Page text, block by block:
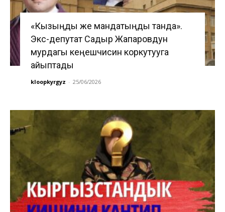
«Кызыңды же мандатыңды танда».
Экс-депутат Садыр Жапаровдун
мурдагы кеңешчисин коркутууга
айыптады
kloopkyrgyz - 25/06/2026